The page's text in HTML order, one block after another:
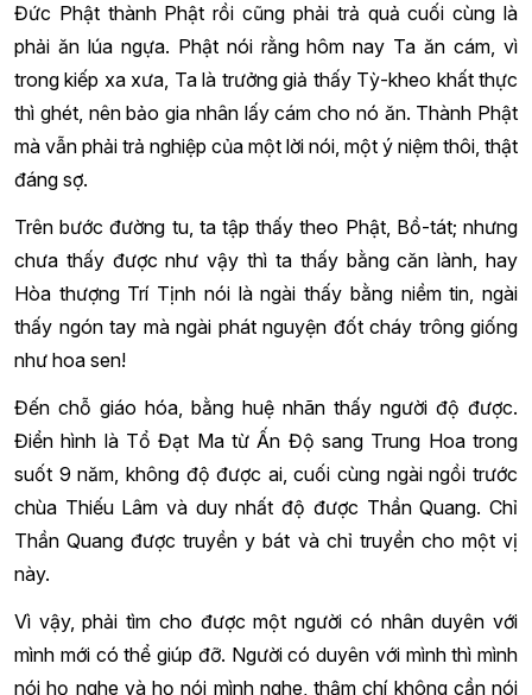
Đức Phật thành Phật rồi cũng phải trả quả cuối cùng là
phải ăn lúa ngựa. Phật nói rằng hôm nay Ta ăn cám, vì
trong kiếp xa xưa, Ta là trưởng giả thấy Tỳ-kheo khất thực
thì ghét, nên bảo gia nhân lấy cám cho nó ăn. Thành Phật
mà vẫn phải trả nghiệp của một lời nói, một ý niệm thôi, thật
đáng sợ.
Trên bước đường tu, ta tập thấy theo Phật, Bồ-tát; nhưng
chưa thấy được như vậy thì ta thấy bằng căn lành, hay
Hòa thượng Trí Tịnh nói là ngài thấy bằng niềm tin, ngài
thấy ngón tay mà ngài phát nguyện đốt cháy trông giống
như hoa sen!
Đến chỗ giáo hóa, bằng huệ nhãn thấy người độ được.
Điển hình là Tổ Đạt Ma từ Ấn Độ sang Trung Hoa trong
suốt 9 năm, không độ được ai, cuối cùng ngài ngồi trước
chùa Thiếu Lâm và duy nhất độ được Thần Quang. Chỉ
Thần Quang được truyền y bát và chỉ truyền cho một vị
này.
Vì vậy, phải tìm cho được một người có nhân duyên với
mình mới có thể giúp đỡ. Người có duyên với mình thì mình
nói họ nghe và họ nói mình nghe, thậm chí không cần nói